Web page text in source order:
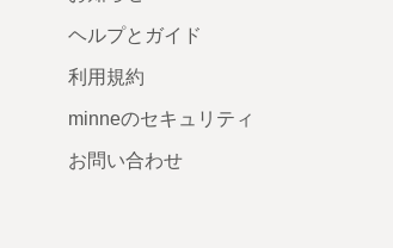
ヘルプとガイド
利用規約
minneのセキュリティ
お問い合わせ